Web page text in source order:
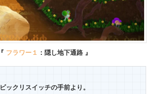
『 フラワー１ ：隠し地下通路 』
ビックリスイッチの手前より。